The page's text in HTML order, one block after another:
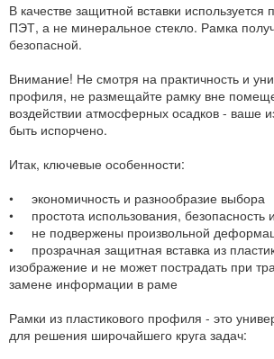
В качестве защитной вставки используется
ПЭТ, а не минеральное стекло. Рамка
безопасной.
Внимание! Не смотря на практичность и
профиля, не размещайте рамку вне
воздействии атмосферных осадков - ваше
быть испорчено.
Итак, ключевые особенности:
• экономичность и разнообразие выбора
• простота использования, безопасность
• не подвержены произвольной
• прозрачная защитная вставка из
изображение и не может пострадать при
замене информации в раме
Рамки из пластикового профиля - это
для решения широчайшего круга задач: